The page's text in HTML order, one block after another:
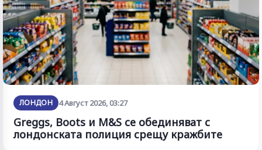
ЛОНДОН 4 Август 2026, 03:27
Greggs, Boots и M&S се обединяват с
лондонската полиция срещу кражбите